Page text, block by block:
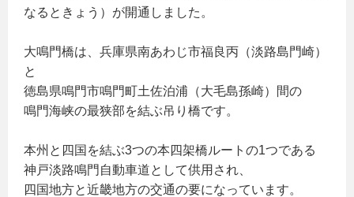
なるときょう）が開通しました。
大鳴門橋は、兵庫県南あわじ市福良丙（淡路島門崎）
と
徳島県鳴門市鳴門町土佐泊浦（大毛島孫崎）間の
鳴門海峡の最狭部を結ぶ吊り橋です。
本州と四国を結ぶ3つの本四架橋ルートの1つである
神戸淡路鳴門自動車道として供用され、
四国地方と近畿地方の交通の要になっています。